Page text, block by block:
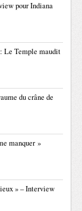
pour Indiana
: Le Temple maudit
du crâne de
manquer »
» – Interview